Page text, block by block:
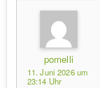
pomelli
11. Juni 2026 um
23:14 Uhr